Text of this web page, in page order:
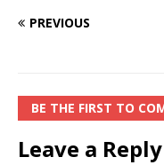
PREVIOUS
BE THE FIRST TO
Leave a Reply